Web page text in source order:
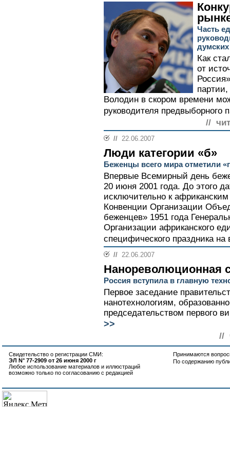
Часть
Как
от
Володин в скором времени
руководителя предвыборного
//
// 22.06.2007
Люди категории «б»
Беженцы всего мира отметили
Впервые Всемирный день
20 июня 2001 года. До этого
исключительно к
Конвенции Организации
беженцев» 1951 года
Организации африканского
специфического праздника на
// 22.06.2007
Нанореволюционная
Россия вступила в главную
Первое заседание
нанотехнологиям,
председательством первого
>>
//
Свидетельство о регистрации СМИ:
ЭЛ N° 77-2909 от 26 июня 2000 г
Любое использование материалов и иллюстраций
возможно только по согласованию с редакцией
Принимаются
По содержанию